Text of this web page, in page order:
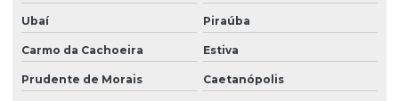
Ubaí Piraúba
Carmo da Cachoeira Estiva
Prudente de Morais Caetanópolis